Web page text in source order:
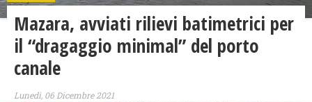
Mazara, avviati rilievi batimetrici per
il “dragaggio minimal” del porto
canale
Lunedì, 06 Dicembre 2021